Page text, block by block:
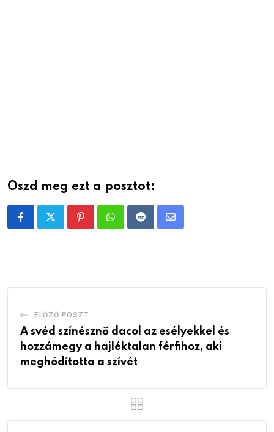
Oszd meg ezt a posztot:
PinterestWhatsappRedditShare
ELŐZŐ POSZT
A svéd színésznő dacol az esélyekkel és
hozzámegy a hajléktalan férfihoz, aki
meghódította a szívét